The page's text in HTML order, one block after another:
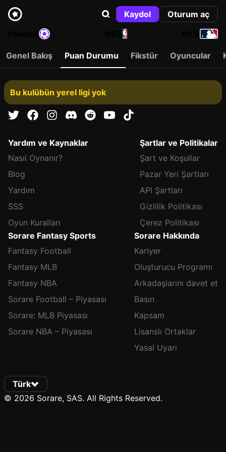
Kaydol
Oturum aç
NBA
Genel Bakış Puan Durumu Fikstür Oyuncular
Bu kulübün yerel ligi yok
Yardım ve Kaynaklar
Nasıl Oynanır?
Blog
Yardım
SSS
Oyun Kuralları
Şartlar ve Politikalar
Şart ve Koşullar
Pazar Yeri Şartları
API Şartları
Gizlilik Politikası
Çerez Politikası
Sorare Fantasy Sports
Fantasy Football
Fantasy MLB
Fantasy NBA
Sorare Football – Piyasası
Sorare: MLB Piyasası
Sorare NBA – Piyasası
Sorare Hakkında
Kariyer
Oluşturucu Programı
Arkadaşlarını davet et
Basın
Kapsam
Lisanslı Ortaklar
Yasal Uyarı
Türk
© 2026 Sorare, SAS. All Rights Reserved.